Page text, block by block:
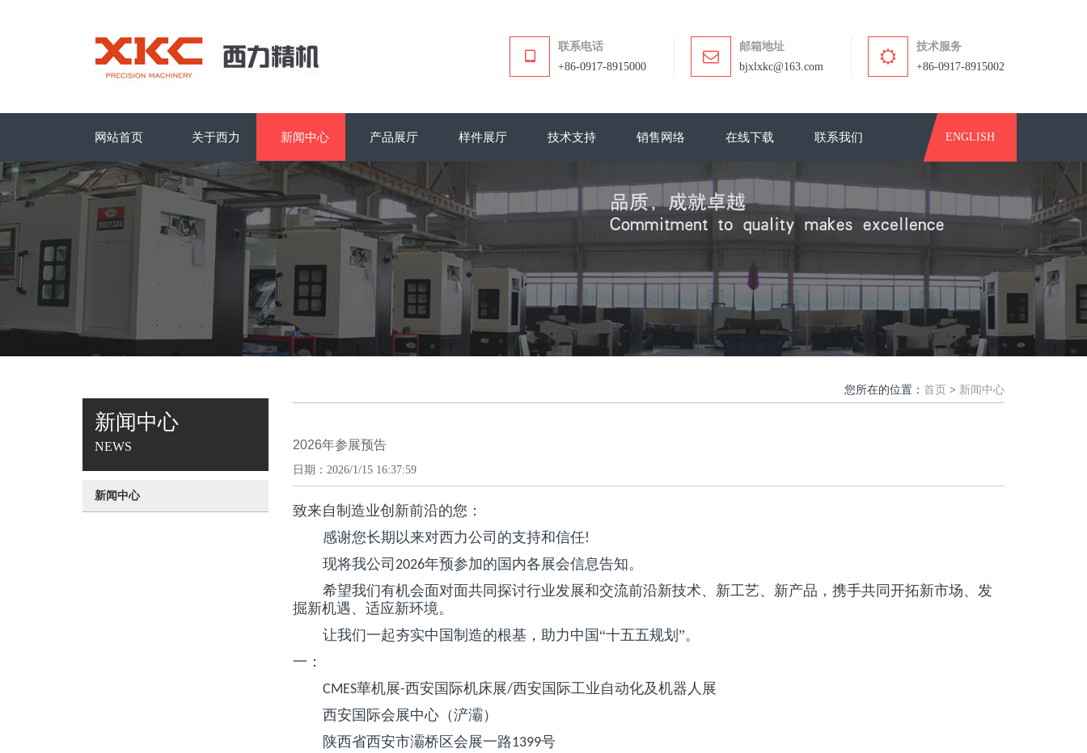
联系电话
+86-0917-8915000
邮箱地址
bjxlxkc@163.com
技术服务
+86-0917-8915002
网站首页 关于西力 新闻中心 产品展厅 样件展厅 技术支持 销售网络 在线下载 联系我们 ENGLISH
新闻中心
NEWS
新闻中心
您所在的位置： 首页 > 新闻中心
2026年参展预告
日期：2026/1/15 16:37:59
致来自制造业创新前沿的您：
感谢您长期以来对西力公司的支持和信任!
现将我公司 2026年预参加的国内各展会信息告知。
希望我们有机会面对面共同探讨行业发展和交流前沿新技术、新工艺、新产品，携手共同开拓新市场、发
掘新机遇、适应新环境。
让我们一起夯实中国制造的根基，助力中国“十五五规划”。
一：
CMES華机展-西安国际机床展/西安国际工业自动化及机器人展
西安国际会展中心（浐灞）
陕西省西安市灞桥区会展一路1399号